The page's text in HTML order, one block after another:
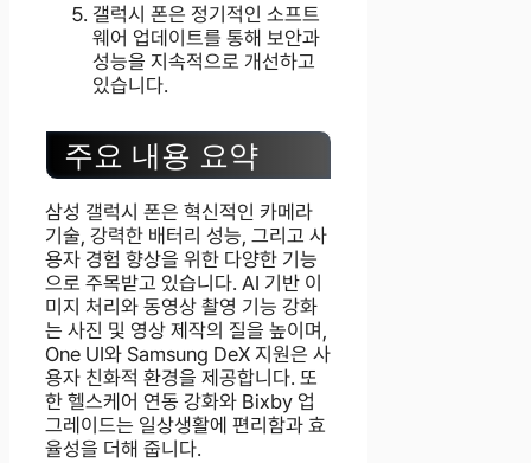
갤럭시 폰은 정기적인 소프트
웨어 업데이트를 통해 보안과
성능을 지속적으로 개선하고
있습니다.
주요 내용 요약
삼성 갤럭시 폰은 혁신적인 카메라
기술, 강력한 배터리 성능, 그리고 사
용자 경험 향상을 위한 다양한 기능
으로 주목받고 있습니다. AI 기반 이
미지 처리와 동영상 촬영 기능 강화
는 사진 및 영상 제작의 질을 높이며,
One UI와 Samsung DeX 지원은 사
용자 친화적 환경을 제공합니다. 또
한 헬스케어 연동 강화와 Bixby 업
그레이드는 일상생활에 편리함과 효
율성을 더해 줍니다.